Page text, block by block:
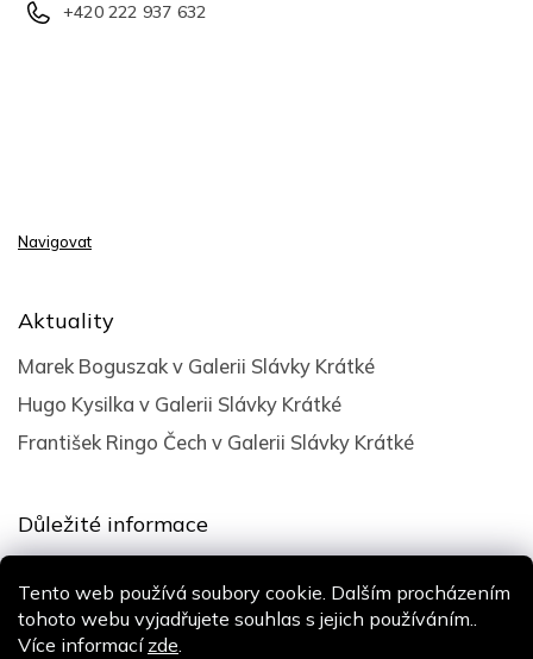
Tento web používá soubory cookie. Dalším procházením
tohoto webu vyjadřujete souhlas s jejich používáním..
Více informací zde.
+420 222 937 632
Navigovat
Aktuality
Marek Boguszak v Galerii Slávky Krátké
Hugo Kysilka v Galerii Slávky Krátké
František Ringo Čech v Galerii Slávky Krátké
Důležité informace
Podmínky ochrany osobních údajů